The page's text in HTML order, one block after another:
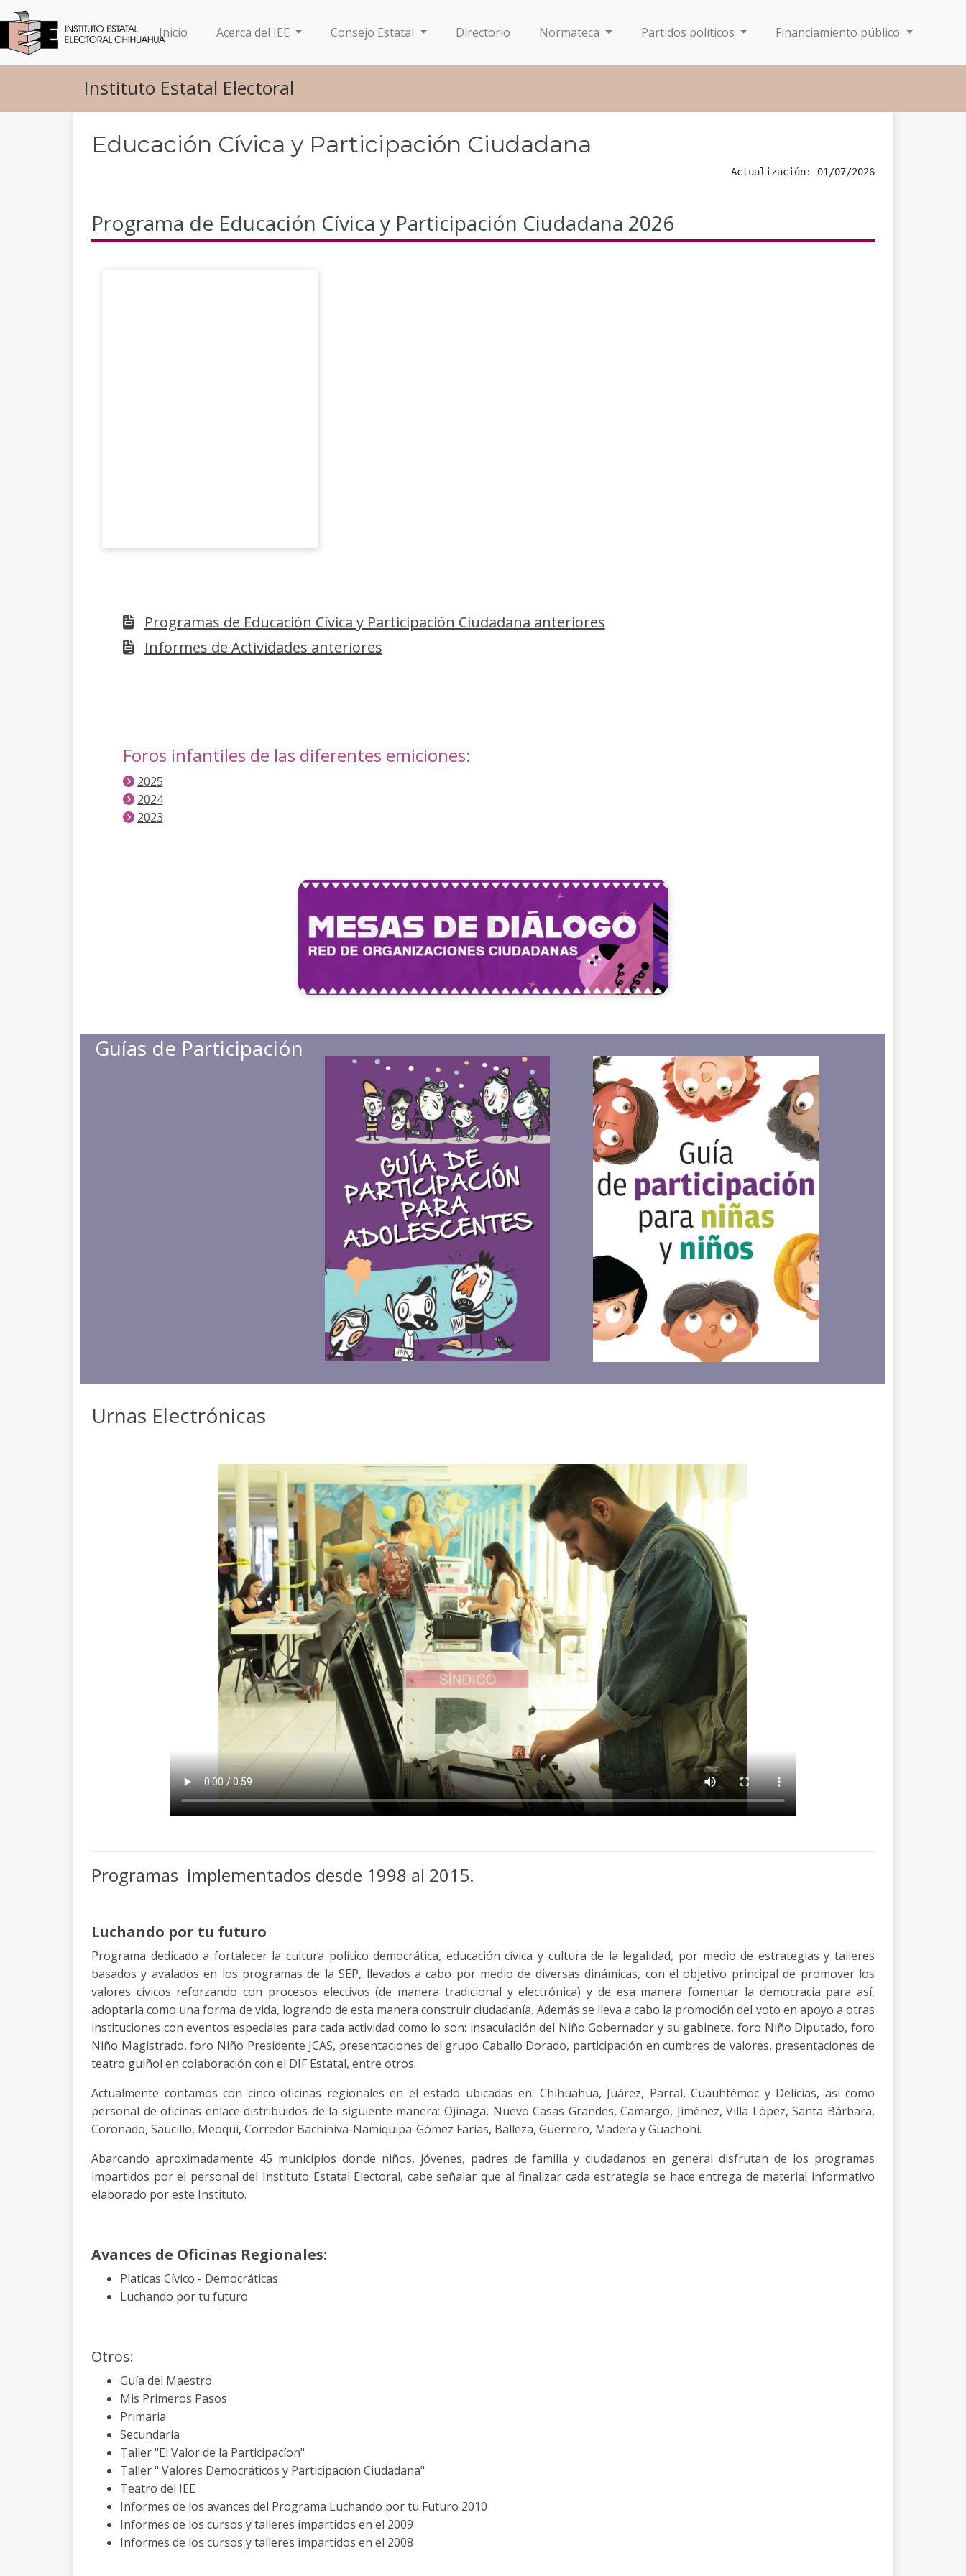
Inicio(current)Acerca del IEE Consejo Estatal Directorio Normateca Partidos políticos Financiamiento público
Instituto Estatal Electoral
Educación Cívica y Participación Ciudadana
Actualización: 01/07/2026
Programa de Educación Cívica y Participación Ciudadana 2026
Programas de Educación Cívica y Participación Ciudadana anteriores
Informes de Actividades anteriores
Foros infantiles de las diferentes emiciones:
2025
2024
2023
Guías de Participación
Urnas Electrónicas
Programas implementados desde 1998 al 2015.
Luchando por tu futuro
Programa dedicado a fortalecer la cultura político democrática, educación cívica y cultura de la legalidad, por medio de estrategias y talleres
basados y avalados en los programas de la SEP, llevados a cabo por medio de diversas dinámicas, con el objetivo principal de promover los
valores cívicos reforzando con procesos electivos (de manera tradicional y electrónica) y de esa manera fomentar la democracia para así,
adoptarla como una forma de vida, logrando de esta manera construir ciudadanía. Además se lleva a cabo la promoción del voto en apoyo a otras
instituciones con eventos especiales para cada actividad como lo son: insaculación del Niño Gobernador y su gabinete, foro Niño Diputado, foro
Niño Magistrado, foro Niño Presidente JCAS, presentaciones del grupo Caballo Dorado, participación en cumbres de valores, presentaciones de
teatro guiñol en colaboración con el DIF Estatal, entre otros.
Actualmente contamos con cinco oficinas regionales en el estado ubicadas en: Chihuahua, Juárez, Parral, Cuauhtémoc y Delicias, así como
personal de oficinas enlace distribuidos de la siguiente manera: Ojinaga, Nuevo Casas Grandes, Camargo, Jiménez, Villa López, Santa Bárbara,
Coronado, Saucillo, Meoqui, Corredor Bachiniva-Namiquipa-Gómez Farías, Balleza, Guerrero, Madera y Guachohi.
Abarcando aproximadamente 45 municipios donde niños, jóvenes, padres de familia y ciudadanos en general disfrutan de los programas
impartidos por el personal del Instituto Estatal Electoral, cabe señalar que al finalizar cada estrategia se hace entrega de material informativo
elaborado por este Instituto.
Avances de Oficinas Regionales:
Platicas Cívico - Democráticas
Luchando por tu futuro
Otros:
Guía del Maestro
Mis Primeros Pasos
Primaria
Secundaria
Taller "El Valor de la Participacíon"
Taller " Valores Democráticos y Participacíon Ciudadana"
Teatro del IEE
Informes de los avances del Programa Luchando por tu Futuro 2010
Informes de los cursos y talleres impartidos en el 2009
Informes de los cursos y talleres impartidos en el 2008